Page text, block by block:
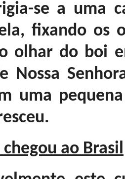
se a uma
fixando os
olhar do boi
Nossa
uma
ao Brasil